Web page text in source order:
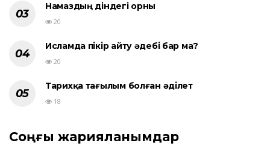
Намаздың діндегі орны
20
Исламда пікір айту әдебі бар ма?
20
Тарихқа тағылым болған әділет
18
Соңғы жарияланымдар